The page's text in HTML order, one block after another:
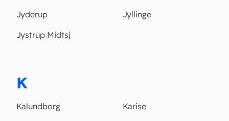
Jyderup
Jyllinge
Jystrup Midtsj
K
Kalundborg
Karise